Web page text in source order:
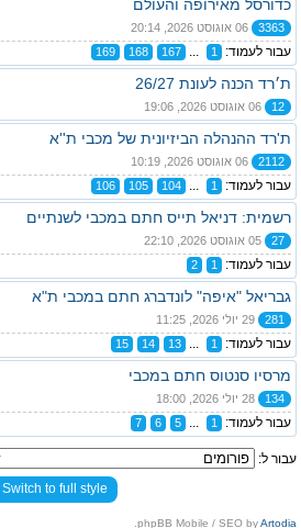
כדורסל מאירופה והעולם
3363
עבור לעמוד: 1
...
167
168
169
ת׳רד הכנה לעונת 26/27
12
ת'רד ההנהלה הביזיונית של מכבי ת''א
2112
עבור לעמוד: 1
...
104
105
106
רשמית: דניאל תייס חתם במכבי לשנתיים
27
עבור לעמוד: 1
2
גבריאל "איפה" לונדברג חתם במכבי ת"א
281
עבור לעמוד: 1
...
13
14
15
מרסיו סנטוס חתם במכבי
134
עבור לעמוד: 1
...
5
6
7
עבור ל:
Switch to full style
phpBB Mobile / SEO byArtodia
.